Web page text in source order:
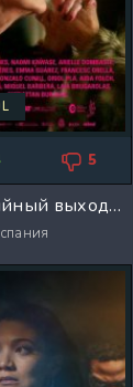
5
Аварийный выход (2025)